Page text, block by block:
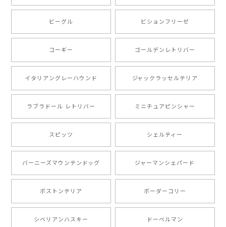
2024/10/28
注文受領連絡が無かったのでハラハラしましたが… 可
愛い商品が届きました！大満足です♪
【 自然に囲まれた ポメラニアン 】マグカップ 犬 ペット うちの子 犬グッズ ギフト プレゼント 母の日
りまして、元気な時の顔がそっくりだったので、注文し
ました。ありがとうございました。
2024/05/22
ビーグル ビションフリーゼ
コーギー ゴールデンレトリバー
イタリアングレーハウンド ジャックラッセルテリア
ラブラドール レトリバー ミニチュアピンシャー
スピッツ シェルティー
バーニーズマウンテンドッグ ジャーマンシェパード
ボストンテリア ボーダーコリー
シベリアンハスキー ドーベルマン